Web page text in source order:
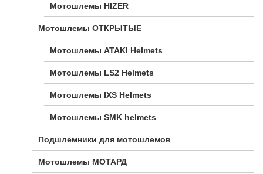
Мотошлемы HIZER
Мотошлемы ОТКРЫТЫЕ
Мотошлемы ATAKI Helmets
Мотошлемы LS2 Helmets
Мотошлемы IXS Helmets
Мотошлемы SMK helmets
Подшлемники для мотошлемов
Мотошлемы МОТАРД